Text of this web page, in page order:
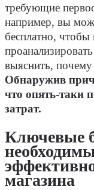
требующие
например, вы
бесплатно,
выяснить,
Обнаружив
что опять-таки
затрат.
Ключевые
магазина